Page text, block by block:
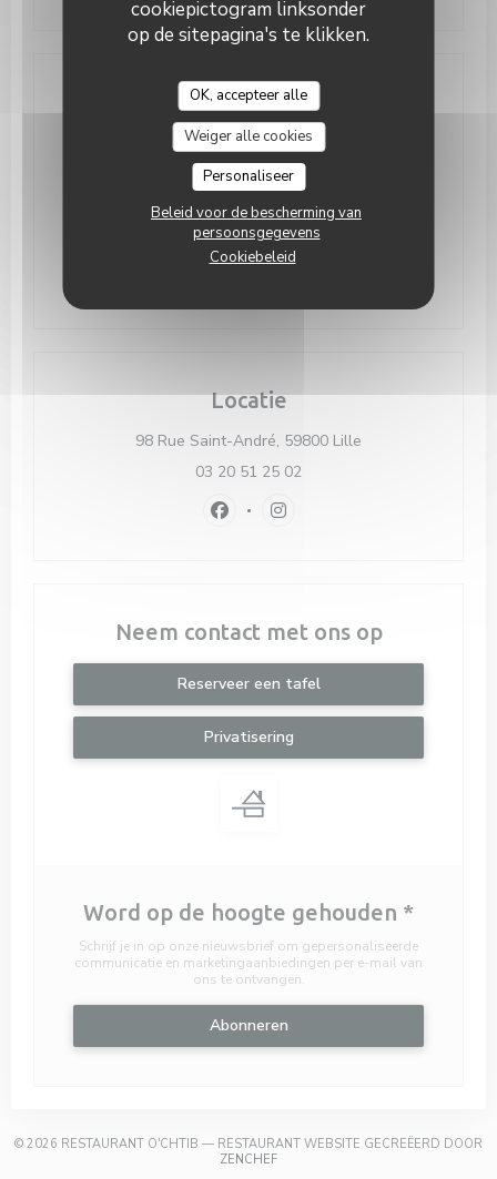
cookiepictogram linksonder
op de sitepagina's te klikken.
OK, accepteer alle
Weiger alle cookies
Personaliseer
Beleid voor de bescherming van
persoonsgegevens
Cookiebeleid
Toegang
RIHOUR ou GARE LILLE FLANDRES
Bike station Station 169 JEMMAPES
Parking Lille Champ de Mars
Locatie
98 Rue Saint-André, 59800 Lille
03 20 51 25 02
Facebook ((opent in een nieuw
Instagram ((opent in een
Neem contact met ons op
Reserveer een tafel
Privatisering
Word op de hoogte gehouden *
Schrijf je in op onze nieuwsbrief om gepersonaliseerde
communicatie en marketingaanbiedingen per e-mail van
ons te ontvangen.
Abonneren
© 2026 RESTAURANT O'CHTIB — RESTAURANT WEBSITE GECREËERD DOOR
ZENCHEF((OPENT IN EEN NIEUW VENSTER))